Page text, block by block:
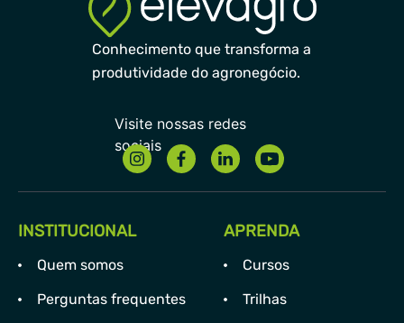
Conhecimento que transforma a
produtividade do agronegócio.
INSTITUCIONAL
Quem somos
Perguntas frequentes
APRENDA
Cursos
Trilhas